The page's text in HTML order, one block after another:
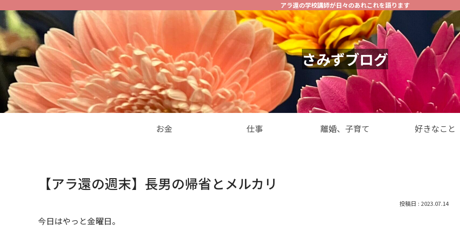
アラ還の学校講師が日々のあれこれを語ります
さみずブログ
お金 仕事 離婚、子育て 好きなこと
【アラ還の週末】長男の帰省とメルカリ
2023.07.14
今日はやっと金曜日。